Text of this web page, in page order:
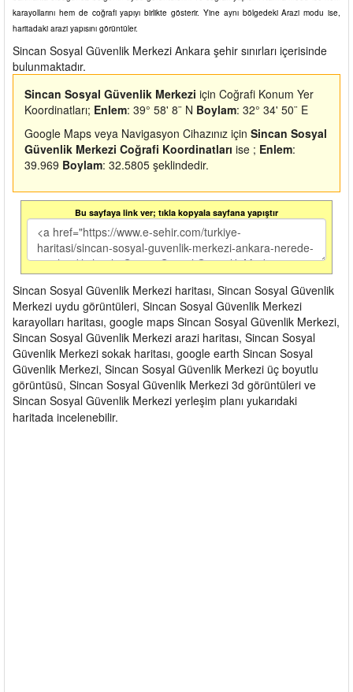
karayollarını hem de coğrafi yapıyı birlikte gösterir. Yine aynı bölgedeki Arazi modu ise,
haritadaki arazi yapısını görüntüler.
Sincan Sosyal Güvenlik Merkezi Ankara şehir sınırları içerisinde
bulunmaktadır.
Sincan Sosyal Güvenlik Merkezi için Coğrafi Konum Yer
Koordinatları; Enlem: 39° 58' 8¨ N Boylam: 32° 34' 50¨ E
Google Maps veya Navigasyon Cihazınız için Sincan Sosyal
Güvenlik Merkezi Coğrafi Koordinatları ise ; Enlem:
39.969 Boylam: 32.5805 şeklindedir.
Bu sayfaya link ver; tıkla kopyala sayfana yapıştır
Sincan Sosyal Güvenlik Merkezi haritası, Sincan Sosyal Güvenlik
Merkezi uydu görüntüleri, Sincan Sosyal Güvenlik Merkezi
karayolları haritası, google maps Sincan Sosyal Güvenlik Merkezi,
Sincan Sosyal Güvenlik Merkezi arazi haritası, Sincan Sosyal
Güvenlik Merkezi sokak haritası, google earth Sincan Sosyal
Güvenlik Merkezi, Sincan Sosyal Güvenlik Merkezi üç boyutlu
görüntüsü, Sincan Sosyal Güvenlik Merkezi 3d görüntüleri ve
Sincan Sosyal Güvenlik Merkezi yerleşim planı yukarıdaki
haritada incelenebilir.